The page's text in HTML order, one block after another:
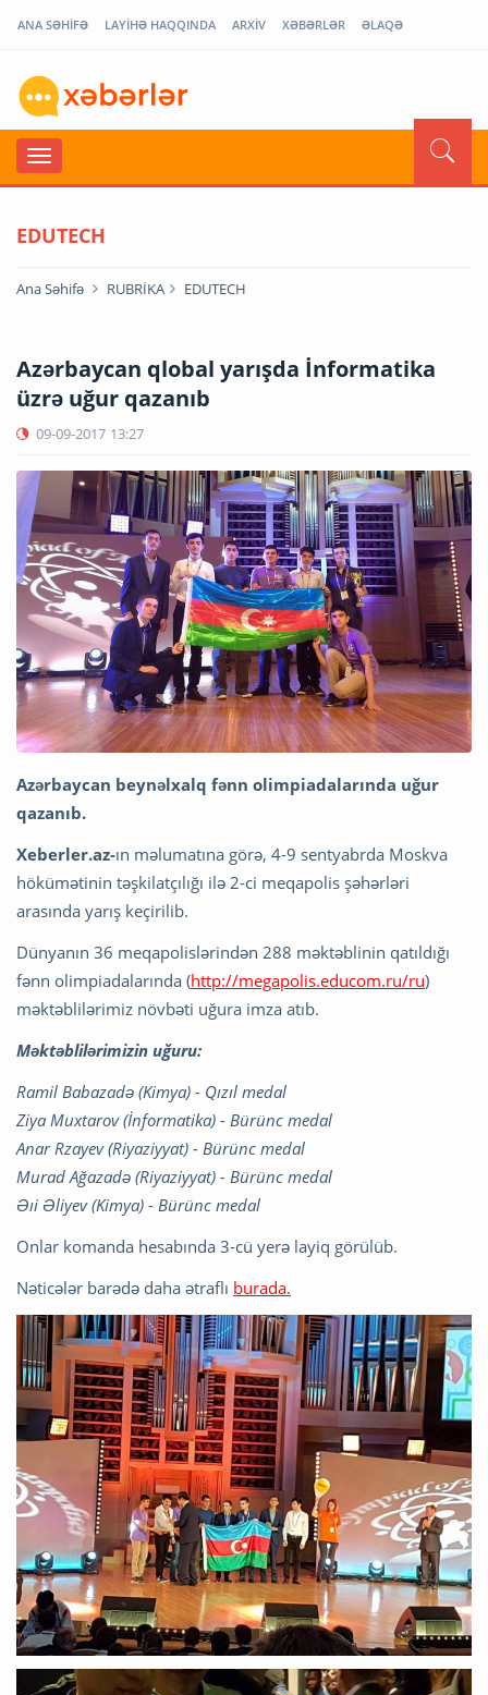
ANA SƏHİFƏ LAYİHƏ HAQQINDA ARXİV XƏBƏRLƏR ƏLAQƏ
EDUTECH
Ana Səhifə RUBRİKA EDUTECH
Azərbaycan qlobal yarışda İnformatika
üzrə uğur qazanıb
09-09-2017 13:27
Azərbaycan beynəlxalq fənn olimpiadalarında uğur
qazanıb.
Xeberler.az-ın məlumatına görə, 4-9 sentyabrda Moskva
hökümətinin təşkilatçılığı ilə 2-ci meqapolis şəhərləri
arasında yarış keçirilib.
Dünyanın 36 meqapolislərindən 288 məktəblinin qatıldığı
fənn olimpiadalarında (http://megapolis.educom.ru/ru)
məktəblilərimiz növbəti uğura imza atıb.
Məktəblilərimizin uğuru:
Ramil Babazadə (Kimya) - Qızıl medal
Ziya Muxtarov (İnformatika) - Bürünc medal
Anar Rzayev (Riyaziyyat) - Bürünc medal
Murad Ağazadə (Riyaziyyat) - Bürünc medal
Əıi Əliyev (Kimya) - Bürünc medal
Onlar komanda hesabında 3-cü yerə layiq görülüb.
Nəticələr barədə daha ətraflı burada.